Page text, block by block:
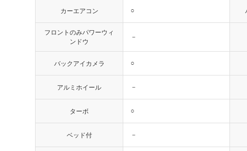
カーエアコン ○
フロントのみパワーウィ
ンドウ
－
バックアイカメラ ○
アルミホイール －
ターボ ○
ベッド付 －